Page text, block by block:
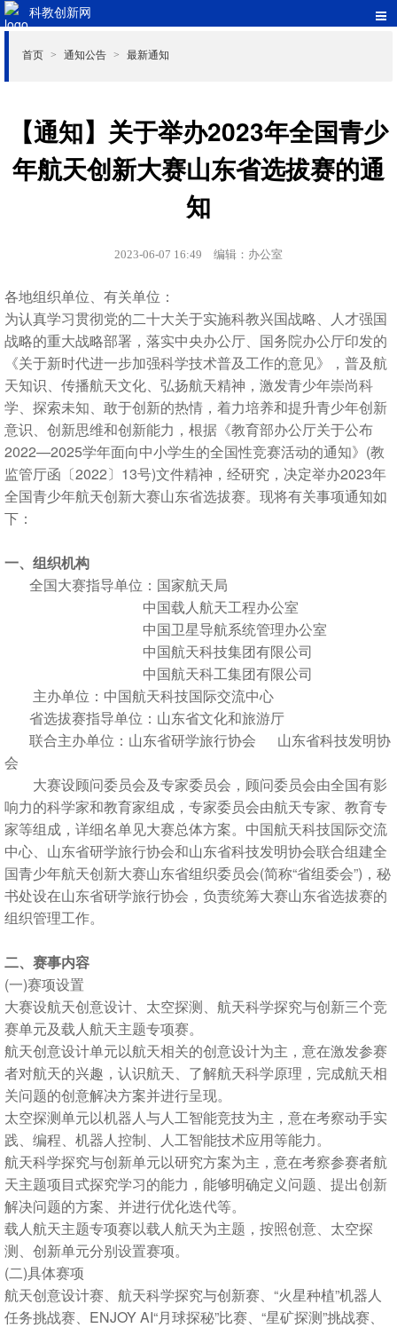
科教创新网
首页 > 通知公告 > 最新通知
【通知】关于举办2023年全国青少
年航天创新大赛山东省选拔赛的通
知
2023-06-07 16:49 编辑：办公室
各地组织单位、有关单位：
为认真学习贯彻党的二十大关于实施科教兴国战略、人才强国
战略的重大战略部署，落实中央办公厅、国务院办公厅印发的
《关于新时代进一步加强科学技术普及工作的意见》，普及航
天知识、传播航天文化、弘扬航天精神，激发青少年崇尚科
学、探索未知、敢于创新的热情，着力培养和提升青少年创新
意识、创新思维和创新能力，根据《教育部办公厅关于公布
2022—2025学年面向中小学生的全国性竞赛活动的通知》(教
监管厅函〔2022〕13号)文件精神，经研究，决定举办2023年
全国青少年航天创新大赛山东省选拔赛。现将有关事项通知如
下：
一、组织机构
全国大赛指导单位：国家航天局
中国载人航天工程办公室
中国卫星导航系统管理办公室
中国航天科技集团有限公司
中国航天科工集团有限公司
主办单位：中国航天科技国际交流中心
省选拔赛指导单位：山东省文化和旅游厅
联合主办单位：山东省研学旅行协会 山东省科技发明协
会
大赛设顾问委员会及专家委员会，顾问委员会由全国有影
响力的科学家和教育家组成，专家委员会由航天专家、教育专
家等组成，详细名单见大赛总体方案。中国航天科技国际交流
中心、山东省研学旅行协会和山东省科技发明协会联合组建全
国青少年航天创新大赛山东省组织委员会(简称“省组委会”)，秘
书处设在山东省研学旅行协会，负责统筹大赛山东省选拔赛的
组织管理工作。
二、赛事内容
(一)赛项设置
大赛设航天创意设计、太空探测、航天科学探究与创新三个竞
赛单元及载人航天主题专项赛。
航天创意设计单元以航天相关的创意设计为主，意在激发参赛
者对航天的兴趣，认识航天、了解航天科学原理，完成航天相
关问题的创意解决方案并进行呈现。
太空探测单元以机器人与人工智能竞技为主，意在考察动手实
践、编程、机器人控制、人工智能技术应用等能力。
航天科学探究与创新单元以研究方案为主，意在考察参赛者航
天主题项目式探究学习的能力，能够明确定义问题、提出创新
解决问题的方案、并进行优化迭代等。
载人航天主题专项赛以载人航天为主题，按照创意、太空探
测、创新单元分别设置赛项。
(二)具体赛项
航天创意设计赛、航天科学探究与创新赛、“火星种植”机器人
任务挑战赛、ENJOY AI“月球探秘”比赛、“星矿探测”挑战赛、